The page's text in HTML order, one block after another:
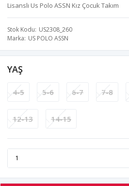
Lisanslı Us Polo ASSN Kız Çocuk Takım
Stok Kodu US2308_260
Marka US POLO ASSN
YAŞ
4-5 5-6 6-7 7-8
12-13 14-15